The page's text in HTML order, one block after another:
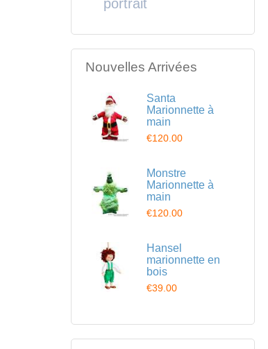
portrait
Nouvelles Arrivées
Santa
Marionnette à
main
€120.00
Monstre
Marionnette à
main
€120.00
Hansel
marionnette en
bois
€39.00